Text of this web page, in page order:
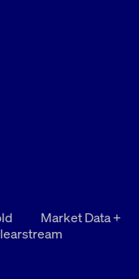
Market Data +